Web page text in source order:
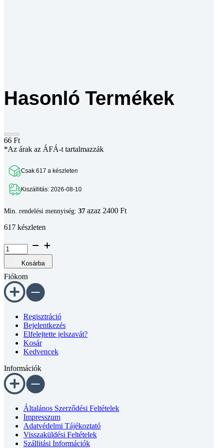
Hasonló Termékek
66 Ft
*Az árak az ÁFÁ-t tartalmazzák
Csak 617 a készleten
Kiszállitás: 2026-08-10
Min. rendelési mennyiség: 37 azaz 2400 Ft
617 készleten
Hengeres
fejű
kulcsnyílású
csavar
DIN
912
8.8
horganyzott
M5x50
mennyiség
Kosárba
Fiókom
Regisztráció
Bejelentkezés
Elfelejtette jelszavát?
Kosár
Kedvencek
Információk
Általános Szerződési Feltételek
Impresszum
Adatvédelmi Tájékoztató
Visszaküldési Feltételek
Szállitási Információk